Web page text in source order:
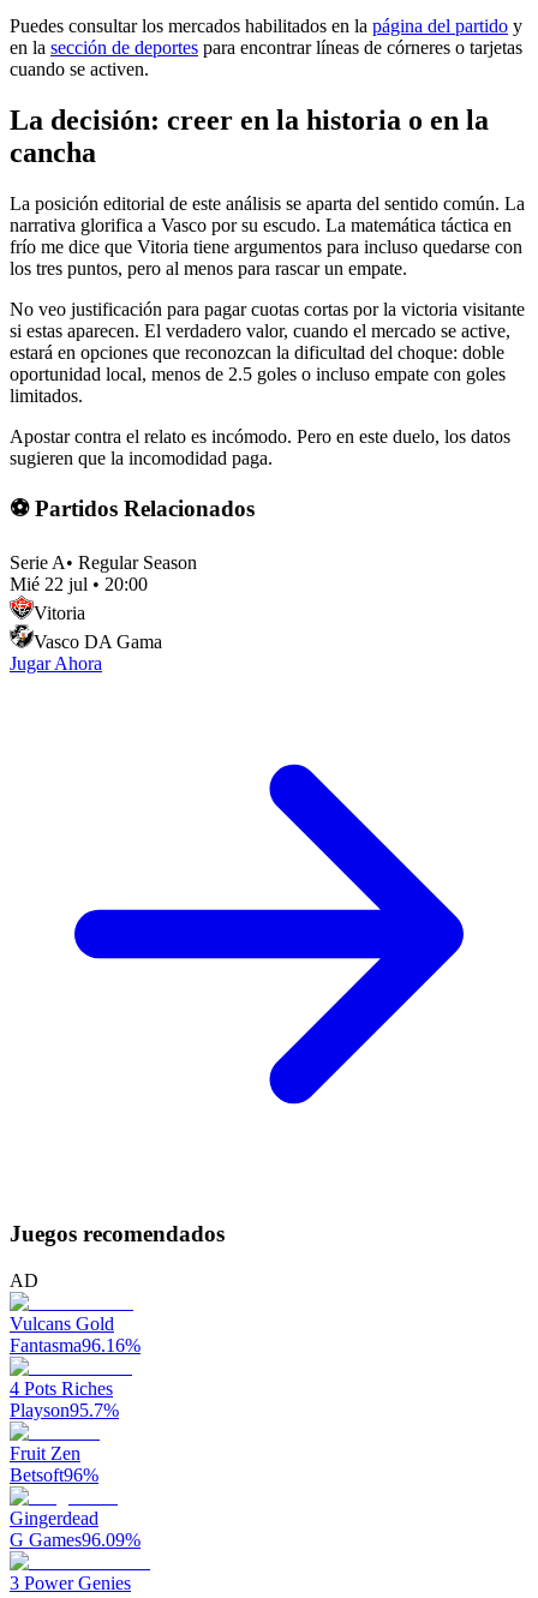
Puedes consultar los mercados habilitados en la página del partido y
en la sección de deportes para encontrar líneas de córneres o tarjetas
cuando se activen.
La decisión: creer en la historia o en la
cancha
La posición editorial de este análisis se aparta del sentido común. La
narrativa glorifica a Vasco por su escudo. La matemática táctica en
frío me dice que Vitoria tiene argumentos para incluso quedarse con
los tres puntos, pero al menos para rascar un empate.
No veo justificación para pagar cuotas cortas por la victoria visitante
si estas aparecen. El verdadero valor, cuando el mercado se active,
estará en opciones que reconozcan la dificultad del choque: doble
oportunidad local, menos de 2.5 goles o incluso empate con goles
limitados.
Apostar contra el relato es incómodo. Pero en este duelo, los datos
sugieren que la incomodidad paga.
⚽ Partidos Relacionados
Serie A• Regular Season
Mié 22 jul • 20:00
Vitoria
Vasco DA Gama
Jugar Ahora
Juegos recomendados
AD
Vulcans Gold
Fantasma96.16%
4 Pots Riches
Playson95.7%
Fruit Zen
Betsoft96%
Gingerdead
G Games96.09%
3 Power Genies